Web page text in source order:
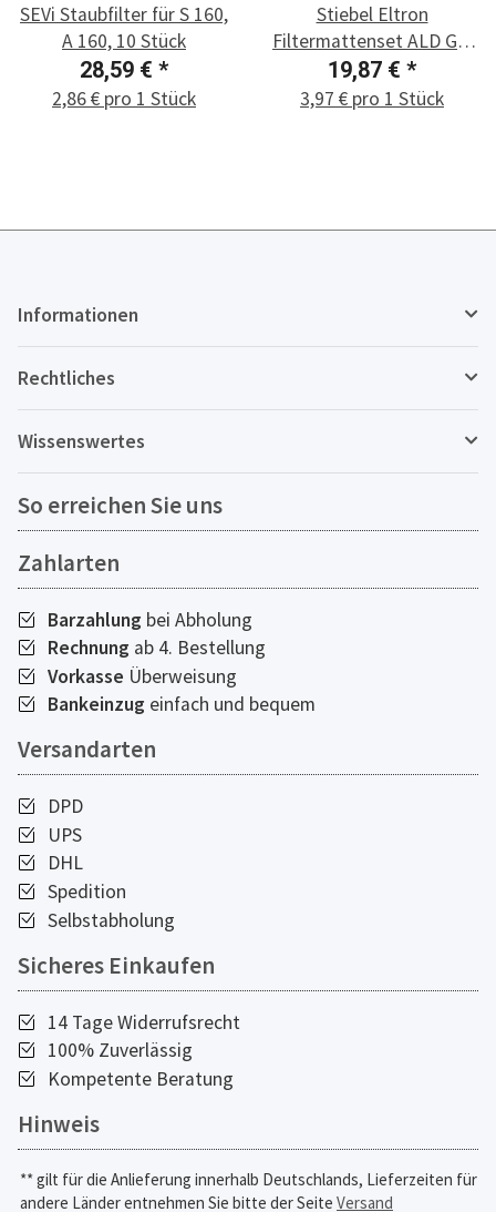
SEVi Staubfilter für S 160,
A 160, 10 Stück
28,59 € *
2,86 € pro 1 Stück
Stiebel Eltron
Filtermattenset ALD G3,
5 Stück
19,87 € *
3,97 € pro 1 Stück
Informationen
Rechtliches
Wissenswertes
So erreichen Sie uns
Zahlarten
Barzahlung bei Abholung
Rechnung ab 4. Bestellung
Vorkasse Überweisung
Bankeinzug einfach und bequem
Versandarten
DPD
UPS
DHL
Spedition
Selbstabholung
Sicheres Einkaufen
14 Tage Widerrufsrecht
100% Zuverlässig
Kompetente Beratung
Hinweis
** gilt für die Anlieferung innerhalb Deutschlands, Lieferzeiten für
andere Länder entnehmen Sie bitte der Seite Versand